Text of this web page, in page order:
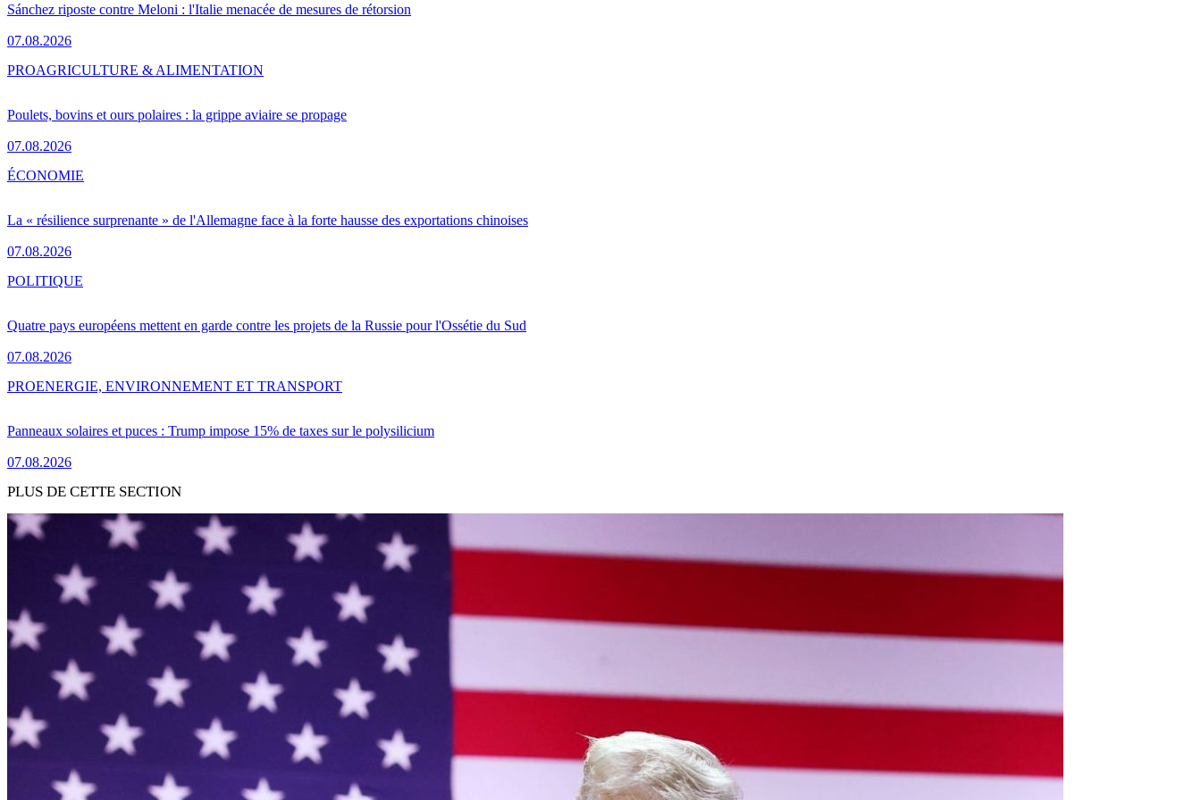
Sánchez riposte contre Meloni : l'Italie menacée de mesures de rétorsion
07.08.2026
Poulets, bovins et ours polaires : la grippe aviaire se propage
07.08.2026
PROAGRICULTURE & ALIMENTATION
La « résilience surprenante » de l'Allemagne face à la forte hausse des exportations chinoises
07.08.2026
ÉCONOMIE
Quatre pays européens mettent en garde contre les projets de la Russie pour l'Ossétie du Sud
07.08.2026
POLITIQUE
Panneaux solaires et puces : Trump impose 15% de taxes sur le polysilicium
07.08.2026
PROENERGIE, ENVIRONNEMENT ET TRANSPORT
PLUS DE CETTE SECTION